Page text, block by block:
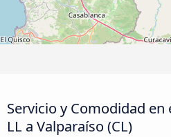
Servicio y Comodidad
LL a Valparaíso (CL)